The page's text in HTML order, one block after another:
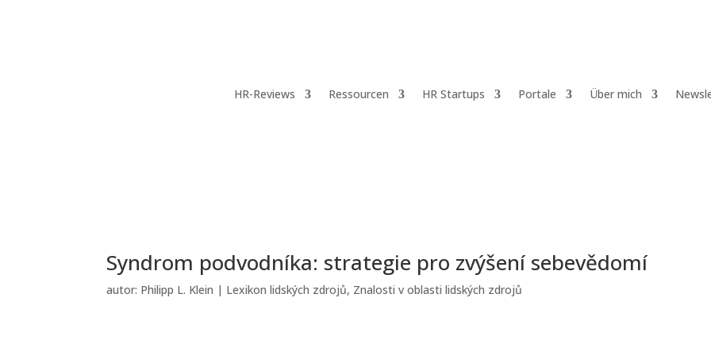
HR-Reviews Ressourcen HR Startups Portale Über mich
Syndrom podvodníka: strategie pro zvýšení sebevědomí
autor: Philipp L. Klein | Lexikon lidských zdrojů, Znalosti v oblasti lidských zdrojů